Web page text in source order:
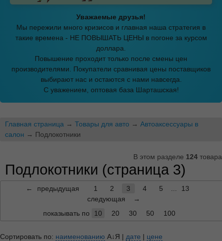
Уважаемые друзья!
Мы пережили много кризисов и главная наша стратегия в
такие времена - НЕ ПОВЫШАТЬ ЦЕНЫ в погоне за курсом
доллара.
Повышение проходит только после смены цен
производителями. Покупатели сравнивая цены поставщиков
выбирают нас и остаются с нами навсегда.
С уважением, оптовая база Шарташская!
Главная страница → Товары для авто → Автоаксессуары в
салон → Подлокотники
В этом разделе 124 товара
Подлокотники (страница 3)
← предыдущая 1 2 3 4 5
7
следующая
→
показывать по
10 20 30 50 100
Сортировать по: наименованию А↓Я | дате | цене